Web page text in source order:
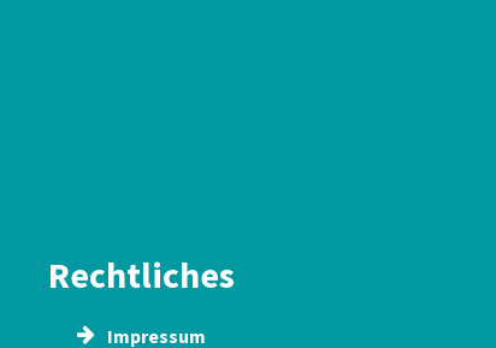
Rechtliches
Impressum